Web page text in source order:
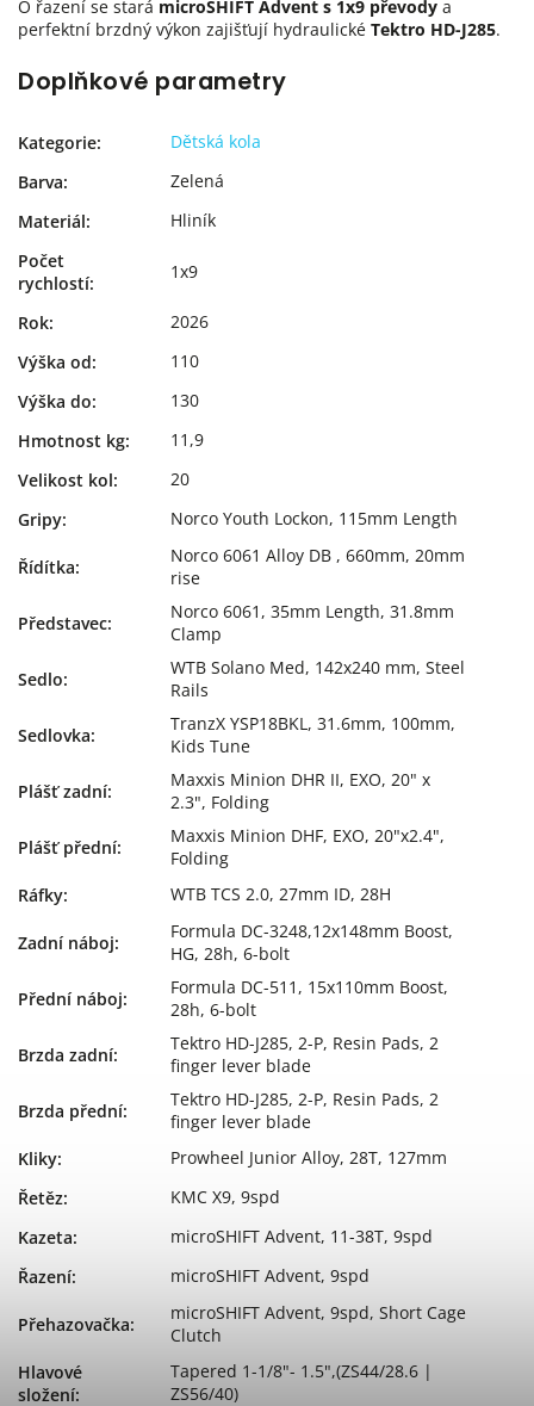
O řazení se stará microSHIFT Advent s 1x9 převody a
perfektní brzdný výkon zajišťují hydraulické Tektro HD-J285.
Doplňkové parametry
Kategorie:
Dětská kola
Barva:
Zelená
Materiál:
Hliník
Počet
rychlostí:
1x9
Rok:
2026
Výška od:
110
Výška do:
130
Hmotnost kg:
11,9
Velikost kol:
20
Gripy: Norco Youth Lockon, 115mm Length
Řídítka:
Norco 6061 Alloy DB , 660mm, 20mm
rise
Představec:
Norco 6061, 35mm Length, 31.8mm
Clamp
Sedlo:
WTB Solano Med, 142x240 mm, Steel
Rails
Sedlovka:
TranzX YSP18BKL, 31.6mm, 100mm,
Kids Tune
Plášť zadní:
Maxxis Minion DHR II, EXO, 20" x
2.3", Folding
Plášť přední:
Maxxis Minion DHF, EXO, 20"x2.4",
Folding
Ráfky: WTB TCS 2.0, 27mm ID, 28H
Zadní náboj:
Formula DC-3248,12x148mm Boost,
HG, 28h, 6-bolt
Přední náboj:
Formula DC-511, 15x110mm Boost,
28h, 6-bolt
Brzda zadní:
Tektro HD-J285, 2-P, Resin Pads, 2
finger lever blade
Brzda přední:
Tektro HD-J285, 2-P, Resin Pads, 2
finger lever blade
Kliky:
Prowheel Junior Alloy, 28T, 127mm
Řetěz:
KMC X9, 9spd
Kazeta:
microSHIFT Advent, 11-38T, 9spd
Řazení: microSHIFT Advent, 9spd
Přehazovačka:
microSHIFT Advent, 9spd, Short Cage
Clutch
Hlavové
složení:
Tapered 1-1/8"- 1.5",(ZS44/28.6 |
ZS56/40)